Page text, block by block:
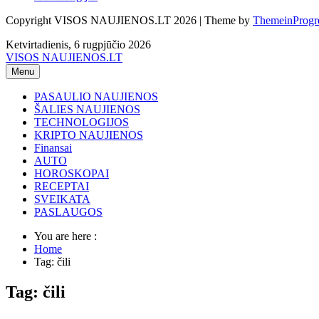
Copyright VISOS NAUJIENOS.LT 2026 | Theme by
Ketvirtadienis, 6 rugpjūčio 2026
VISOS NAUJIENOS.LT
Menu
PASAULIO NAUJIENOS
ŠALIES NAUJIENOS
TECHNOLOGIJOS
KRIPTO NAUJIENOS
Finansai
AUTO
HOROSKOPAI
RECEPTAI
SVEIKATA
PASLAUGOS
You are here :
Home
Tag: čili
Tag: čili